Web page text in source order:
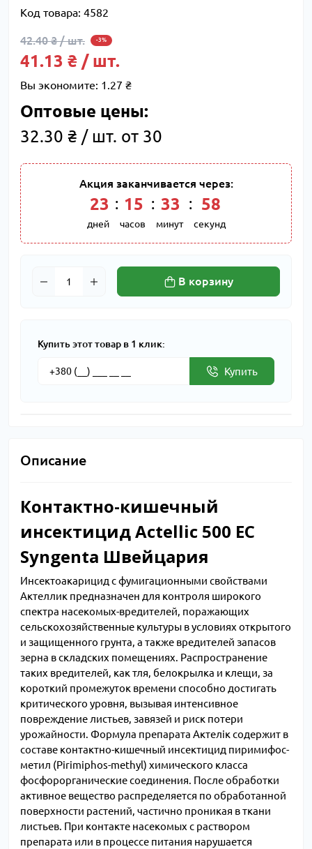
Код товара: 4582
42.40 ₴ / шт. -3%
41.13 ₴ / шт.
Вы экономите: 1.27 ₴
Оптовые цены:
32.30 ₴ / шт. от 30
Акция заканчивается через:
23
дней
15
часов
33
минут
58
секунд
В корзину
Купить этот товар в 1 клик:
Купить
Описание
Контактно-кишечный
инсектицид Аctellic 500 EC
Syngenta Швейцария
Инсектоакарицид с фумигационными свойствами
Актеллик предназначен для контроля широкого
спектра насекомых-вредителей, поражающих
сельскохозяйственные культуры в условиях открытого
и защищенного грунта, а также вредителей запасов
зерна в складских помещениях. Распространение
таких вредителей, как тля, белокрылка и клещи, за
короткий промежуток времени способно достигать
критического уровня, вызывая интенсивное
повреждение листьев, завязей и риск потери
урожайности. Формула препарата Актелік содержит в
составе контактно-кишечный инсектицид пиримифос-
метил (Pirimiphos-methyl) химического класса
фосфорорганические соединения. После обработки
активное вещество распределяется по обработанной
поверхности растений, частично проникая в ткани
листьев. При контакте насекомых с раствором
препарата или в процессе питания нарушается